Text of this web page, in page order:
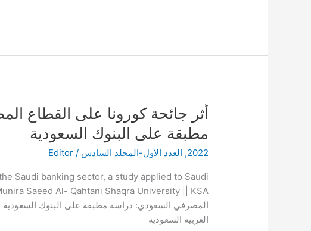
أثر جائحة كورونا على القطاع
مطبقة على البنوك السعودية
2022
, العدد الأول-المجلد السادس /
Editor
Saudi banking sector, a study applied to Saudi
المصرفي السعودي: دراسة مطبقة على البنوك
العربية السعودية
أثر
جائحة
كورونا
على
المصرفي
السعودي:
دراسة
مطبقة